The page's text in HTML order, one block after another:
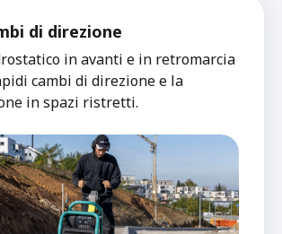
di direzione
in avanti e in retromarcia
cambi di direzione e la
in spazi ristretti.